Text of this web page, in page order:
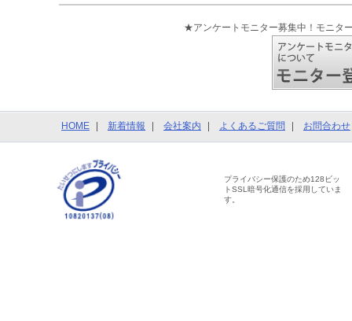
★アンケートモニター募集中！モニタ
HOME 新着情報 会社案内 よくあるご質問 お問合わせ
プライバシー保護のため128ビッ
トSSL暗号化通信を採用していま
す。